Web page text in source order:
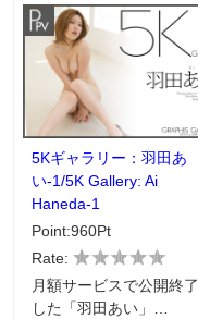
5Kギャラリー：羽田あ
い-1/5K Gallery: Ai
Haneda-1
Point:960Pt
Rate:
月額サービスで公開終了
した「羽田あい」…